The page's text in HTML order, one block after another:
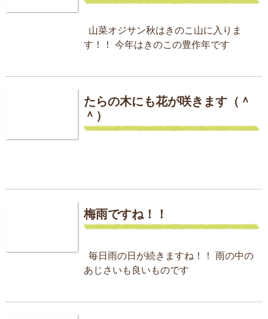
山菜オジサン秋はきのこ山に入りま
す！！ 今年はきのこの豊作年です
たらの木にも花が咲きます（＾
＾）
梅雨ですね！！
毎日雨の日が続きますね！！ 雨の中の
あじさいも良いものです